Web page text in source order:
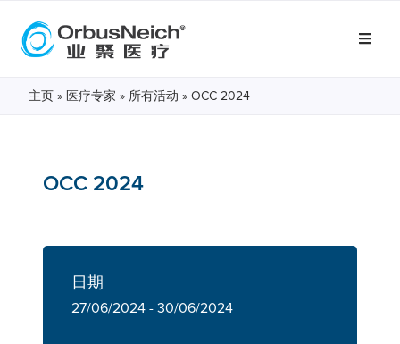
主页 » 医疗专家 » 所有活动 » OCC 2024
OCC 2024
日期
27/06/2024 - 30/06/2024